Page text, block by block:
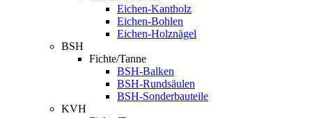
Eichen-Kantholz
Eichen-Bohlen
Eichen-Holznägel
BSH
Fichte/Tanne
BSH-Balken
BSH-Rundsäulen
BSH-Sonderbauteile
KVH